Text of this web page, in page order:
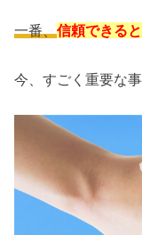
一番、信頼できる
今、すごく重要な